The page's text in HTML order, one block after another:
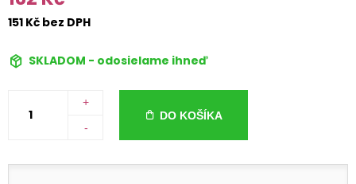
151 Kč bez DPH
SKLADOM - odosielame ihneď
+
-
DO KOŠÍKA